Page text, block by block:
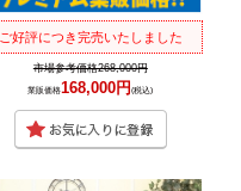
ご好評につき完売いたしました
市場参考価格268,000円
業販価格168,000円(税込)